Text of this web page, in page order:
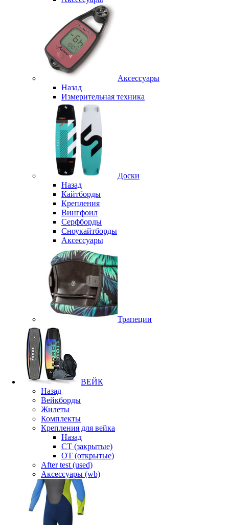
Аксессуары
Назад
Измерительная техника
Доски
Назад
Кайтборды
Крепления
Вингфоил
Серфборды
Сноукайтборды
Аксессуары
Трапеции
ВЕЙК
Назад
Вейкборды
Жилеты
Комплекты
Крепления для вейка
Назад
CT (закрытые)
OT (открытые)
After test (used)
Аксессуары (wb)